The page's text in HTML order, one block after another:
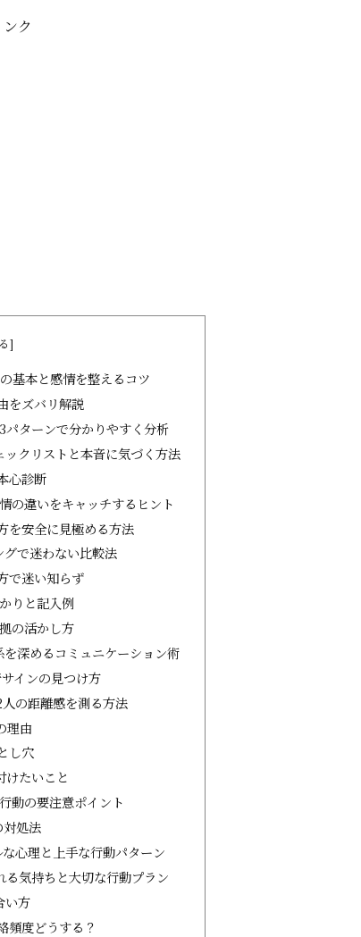
ク
基本と感情を整えるコツ
をズバリ解説
ターンで分かりやすく分析
クリストと本音に気づく方法
心診断
の違いをキャッチするヒント
を安全に見極める方法
で迷わない比較法
で迷い知らず
りと記入例
の活かし方
深めるコミュニケーション術
インの見つけ方
の距離感を測る方法
理由
し穴
けたいこと
動の要注意ポイント
対処法
心理と上手な行動パターン
気持ちと大切な行動プラン
い方
頻度どうする？